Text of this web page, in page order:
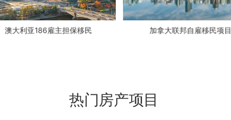
澳大利亚186雇主担保移民 加拿大联邦自雇移民项目
热门房产项目